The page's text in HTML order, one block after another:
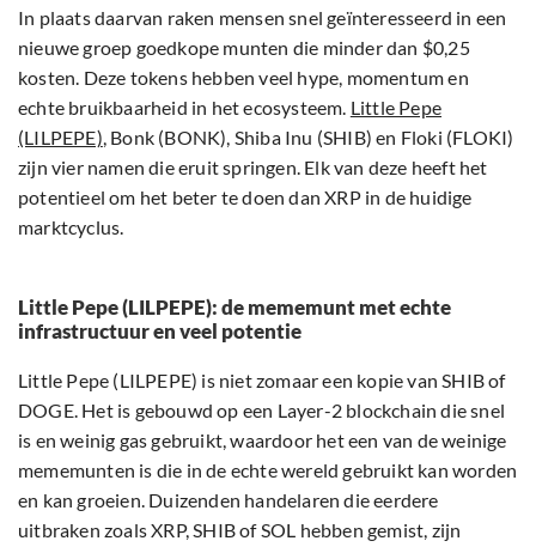
In plaats daarvan raken mensen snel geïnteresseerd in een
nieuwe groep goedkope munten die minder dan $0,25
kosten. Deze tokens hebben veel hype, momentum en
echte bruikbaarheid in het ecosysteem. Little Pepe
(LILPEPE), Bonk (BONK), Shiba Inu (SHIB) en Floki (FLOKI)
zijn vier namen die eruit springen. Elk van deze heeft het
potentieel om het beter te doen dan XRP in de huidige
marktcyclus.
Little Pepe (LILPEPE): de mememunt met echte
infrastructuur en veel potentie
Little Pepe (LILPEPE) is niet zomaar een kopie van SHIB of
DOGE. Het is gebouwd op een Layer-2 blockchain die snel
is en weinig gas gebruikt, waardoor het een van de weinige
mememunten is die in de echte wereld gebruikt kan worden
en kan groeien. Duizenden handelaren die eerdere
uitbraken zoals XRP, SHIB of SOL hebben gemist, zijn